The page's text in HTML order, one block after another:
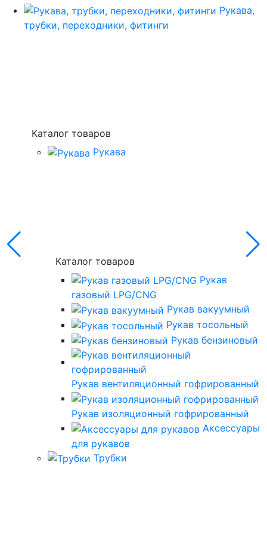
Рукава,
трубки, переходники, фитинги
Каталог товаров
Рукава
Каталог товаров
Рукав
газовый LPG/CNG
Рукав вакуумный
Рукав тосольный
Рукав бензиновый
Рукав вентиляционный гофрированный
Рукав изоляционный гофрированный
Аксессуары
для рукавов
Трубки